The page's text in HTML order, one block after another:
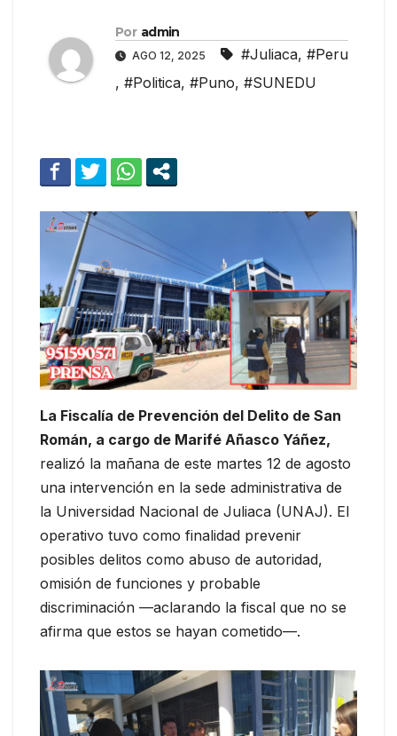
Por admin
AGO 12, 2025 #Juliaca, #Peru
, #Politica, #Puno, #SUNEDU
La Fiscalía de Prevención del Delito de San
Román, a cargo de Marifé Añasco Yáñez,
realizó la mañana de este martes 12 de agosto
una intervención en la sede administrativa de
la Universidad Nacional de Juliaca (UNAJ). El
operativo tuvo como finalidad prevenir
posibles delitos como abuso de autoridad,
omisión de funciones y probable
discriminación —aclarando la fiscal que no se
afirma que estos se hayan cometido—.